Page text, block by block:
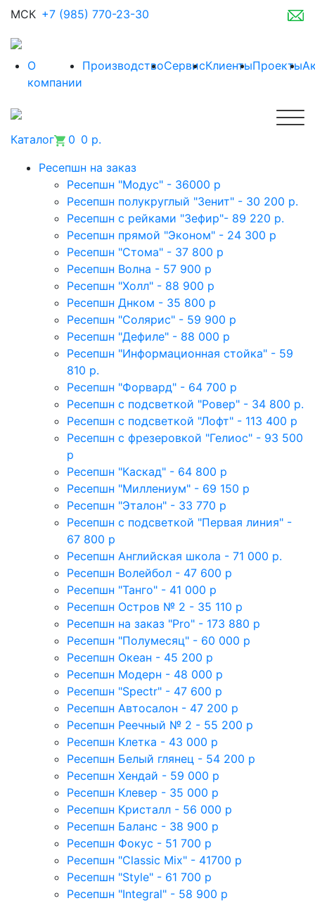
МСК +7 (985) 770-23-30
О
компании
ПроизводствоСервисКлиентыПроекты
Каталог 0 0 р.
Ресепшн на заказ
Ресепшн "Модус" - 36000 р
Ресепшн полукруглый "Зенит" - 30 200 р.
Ресепшн с рейками "Зефир"- 89 220 р.
Ресепшн прямой "Эконом" - 24 300 р
Ресепшн "Стома" - 37 800 р
Ресепшн Волна - 57 900 р
Ресепшн "Холл" - 88 900 р
Ресепшн Днком - 35 800 р
Ресепшн "Солярис" - 59 900 р
Ресепшн "Дефиле" - 88 000 р
Ресепшн "Информационная стойка" - 59
810 р.
Ресепшн "Форвард" - 64 700 р
Ресепшн с подсветкой "Ровер" - 34 800 р.
Ресепшн с подсветкой "Лофт" - 113 400 р
Ресепшн с фрезеровкой "Гелиос" - 93 500
р
Ресепшн "Каскад" - 64 800 р
Ресепшн "Миллениум" - 69 150 р
Ресепшн "Эталон" - 33 770 р
Ресепшн с подсветкой "Первая линия" -
67 800 р
Ресепшн Английская школа - 71 000 р.
Ресепшн Волейбол - 47 600 р
Ресепшн "Танго" - 41 000 р
Ресепшн Остров № 2 - 35 110 р
Ресепшн на заказ "Pro" - 173 880 р
Ресепшн "Полумесяц" - 60 000 р
Ресепшн Океан - 45 200 р
Ресепшн Модерн - 48 000 р
Ресепшн "Spectr" - 47 600 р
Ресепшн Автосалон - 47 200 р
Ресепшн Реечный № 2 - 55 200 р
Ресепшн Клетка - 43 000 р
Ресепшн Белый глянец - 54 200 р
Ресепшн Хендай - 59 000 р
Ресепшн Клевер - 35 000 р
Ресепшн Кристалл - 56 000 р
Ресепшн Баланс - 38 900 р
Ресепшн Фокус - 51 700 р
Ресепшн "Classic Mix" - 41700 р
Ресепшн "Style" - 61 700 р
Ресепшн "Integral" - 58 900 р